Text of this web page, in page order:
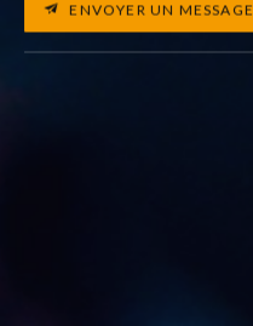
ENVOYER UN MESSAGE